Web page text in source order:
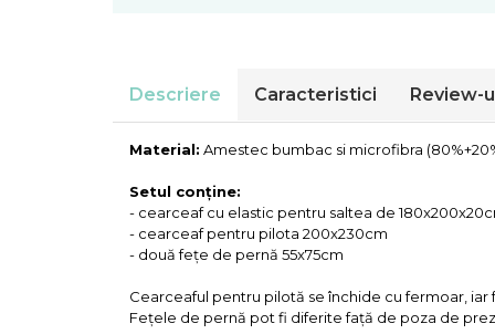
Cearceaf normal
Bumbac Neted Nesatinat
Bumbac 100% Poplin Hobby
Bumbac 100%
Lenjerii Satin Premium
Lenjerii Jacquard
Lenjerii Matase
Huse Impermeabile 180x200cm
Descriere Caracteristici Review-
Material: Amestec bumbac si microfibra
Setul conține:
- cearceaf cu elastic pentru saltea de
- cearceaf pentru pilota 200x230cm
- două fețe de pernă 55x75cm
Cearceaful pentru pilotă se închide cu fermoar,
Fețele de pernă pot fi diferite față de poza de